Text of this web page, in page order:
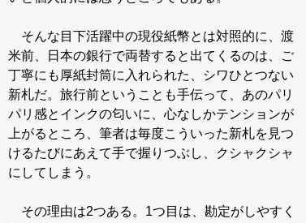
そんな目下活躍中の現役紙幣とは対照的に、渡
米前、日本の銀行で両替すると出てくるのは、ご
丁寧にも厚紙封筒に入れられた、シワひとつない
新札だ。旅行前ということも手伝って、あのパリ
パリ感とインクの匂いに、心なしかテンションが
上がるところ、筆者は毎度こういった新札を見つ
けるたびにあえて手で握りつぶし、クシャクシャ
にしてしまう。
その理由は2つある。1つ目は、勘定がしやすく